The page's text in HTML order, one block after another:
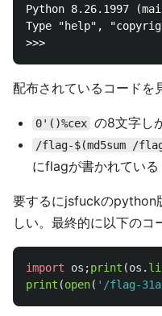
Python 8.26.1997
Type "help",
配布されているコードを
0'()%cex の8文字し
/flag-$(md5sum /
にflagが書かれている
要するにjsfuckのpython
しい。最終的に以下のコ
import os ;print (os .
print (open( ' /flag-